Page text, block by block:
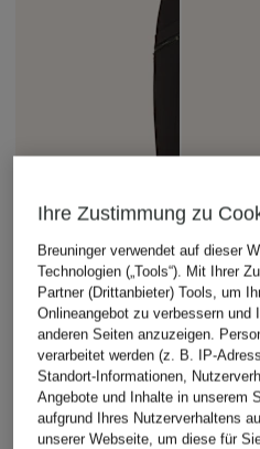
Ihre Zustimmung zu
Breuninger verwendet auf dieser
Technologien („Tools“). Mit Ihrer
Partner (Drittanbieter) Tools, um
Onlineangebot zu verbessern und
anderen Seiten anzuzeigen.
verarbeitet werden (z. B. IP-
Standort-Informationen,
Angebote und Inhalte in unserem
aufgrund Ihres Nutzerverhaltens
unserer Webseite, um diese für